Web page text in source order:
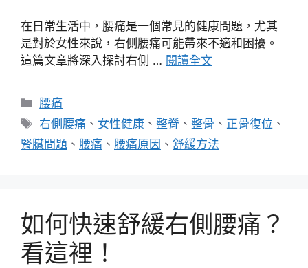
在日常生活中，腰痛是一個常見的健康問題，尤其
是對於女性來說，右側腰痛可能帶來不適和困擾。
這篇文章將深入探討右側 … 閱讀全文
分
類
腰痛
標
籤
右側腰痛 、 女性健康 、整脊 、整骨 、 正骨復位 、
腎臟問題 、 腰痛 、 腰痛原因 、 舒緩方法
如何快速舒緩右側腰痛？
看這裡！